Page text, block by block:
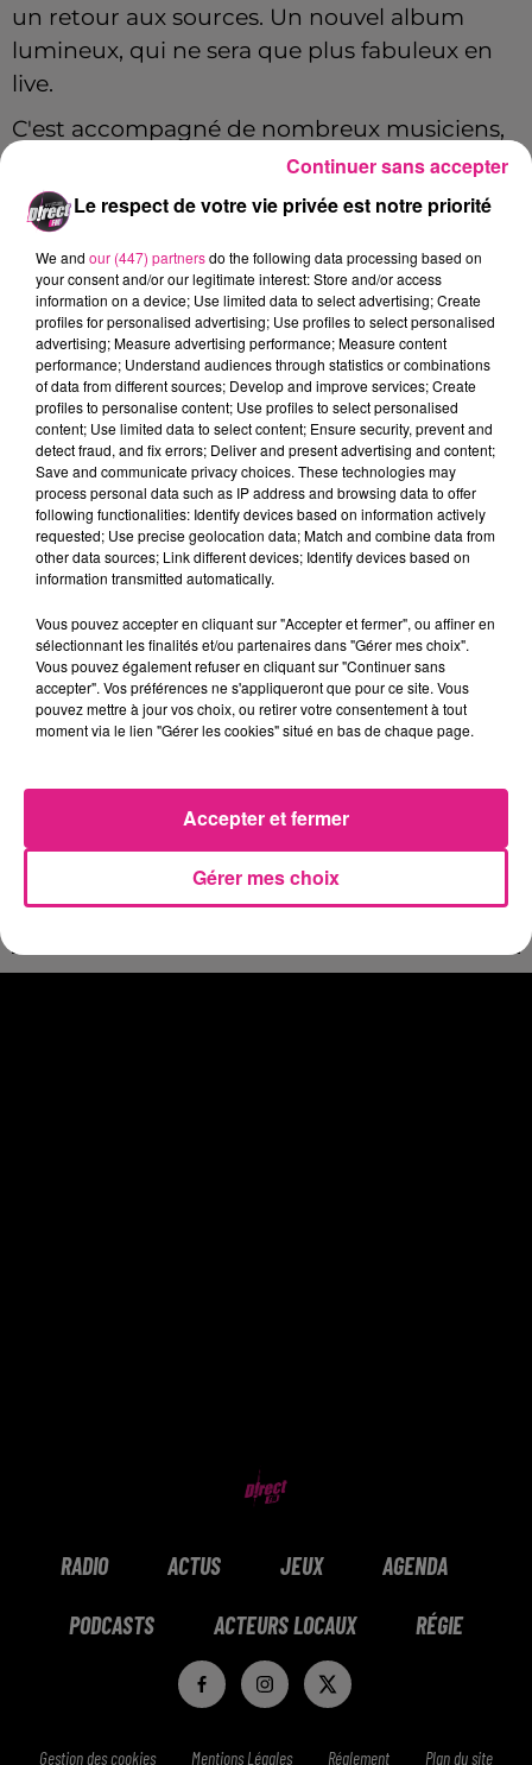
un retour aux sources. Un nouvel album
lumineux, qui ne sera que plus fabuleux en
live.
C'est accompagné de nombreux musiciens,
d'une scénographie à couper le souffle et
dans uneambiance survoltée, que Jenifer
vous emmènera faire la fête sur son n°9 Tour.
LeWake Upvous attend du lundi au
vendredi vers 7h40 pour gagner vos
invitations pour ce concert qui aura lieu le 3
mars prochain auGalaxie d’Amnéville.
FIL ACTUS
6 août 2026
Metz : une distribution de lunette gratuite pour voir l’éclipse
5 août 2026
Casting de Woof : l'Euro-Métropole de Metz part à la recherche de...
Officiel : Gauthier Hein quitte le FC Metz pour l'OGC Nice
4 août 2026
Officiel : le lac de Madine reporte son feu d’artifice
4 août 2026
Eclipse Solaire du 12 août : où voir ce phénomène en Lorraine ?
Vosges : les feux d’artifice de Gérardmer sont annulés
Insolite : cette émission de télévision recherche des candidats...
RADIO ACTUS JEUX AGENDA
PODCASTS ACTEURS LOCAUX RÉGIE
Gestion des cookies Mentions Légales Réglement Plan du site
Le respect de votre vie privée est notre priorité
We and our (447) partnersdo the following data processing based on
your consent and/or our legitimate interest: Store and/or access
information on a device; Use limited data to select advertising; Create
profiles for personalised advertising; Use profiles to select personalised
advertising; Measure advertising performance; Measure content
performance; Understand audiences through statistics or combinations
of data from different sources; Develop and improve services; Create
profiles to personalise content; Use profiles to select personalised
content; Use limited data to select content; Ensure security, prevent and
detect fraud, and fix errors; Deliver and present advertising and content;
Save and communicate privacy choices. These technologies may
process personal data such as IP address and browsing data to offer
following functionalities: Identify devices based on information actively
requested; Use precise geolocation data; Match and combine data from
other data sources; Link different devices; Identify devices based on
information transmitted automatically.
Vous pouvez accepter en cliquant sur "Accepter et fermer", ou affiner en
sélectionnant les finalités et/ou partenaires dans "Gérer mes choix".
Vous pouvez également refuser en cliquant sur "Continuer sans
accepter". Vos préférences ne s'appliqueront que pour ce site. Vous
pouvez mettre à jour vos choix, ou retirer votre consentement à tout
moment via le lien "Gérer les cookies" situé en bas de chaque page.
Gérer mes choix
Accepter et fermer
Continuer sans accepter